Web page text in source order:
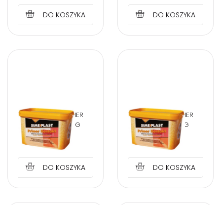
DO KOSZYKA DO KOSZYKA
SIMEPLAST PRIMER
KONTAKT 3,5 KG
42,30zł
DO KOSZYKA
SIMEPLAST PRIMER
KONTAKT 15 KG
154,00zł
DO KOSZYKA